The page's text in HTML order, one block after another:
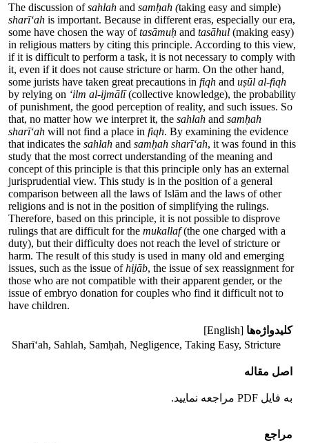
The discussion ofsahlah and samḥah (taking easy and simple)
sharīʻah is important. Because in different eras, especially our era,
some have chosen the way oftasāmuḥ and tasāhul (making easy)
in religious matters by citing this principle. According to this view,
if it is difficult to perform a task, it is not necessary to comply with
it, even if it does not cause stricture or harm. On the other hand,
some jurists have taken great precautions in fiqh and uṣūl al-fiqh
by relying on ʻilm al-ijmālī(collective knowledge), the probability
of punishment, the good perception of reality, and such issues. So
that, no matter how we interpret it, the sahlah and samḥah
sharīʻah will not find a place in fiqh. By examining the evidence
that indicates the sahlah and samḥah sharīʻah, it was found in this
study that the most correct understanding of the meaning and
concept of this principle is that this principle only has an external
jurisprudential view. This study is in the position of a general
comparison between all the laws of Islām and the laws of other
religions and is not in the position of simplifying the rulings.
Therefore, based on this principle, it is not possible to disprove
rulings that are difficult for the mukallaf(the one charged with a
duty), but their difficulty does not reach the level of stricture or
harm. The result of this study is used in many old and emerging
issues, such as the issue ofhijāb, the issue of sex reassignment for
those who are not compatible with their apparent gender, or the
issue of embryo donation for couples who find it difficult not to
have children.
کلیدواژه‌ها [English]
Sharīʻah, Sahlah, Samḥah, Negligence, Taking Easy, Stricture
اصل مقاله
به فایل PDF مراجعه نمایید.
مراجع